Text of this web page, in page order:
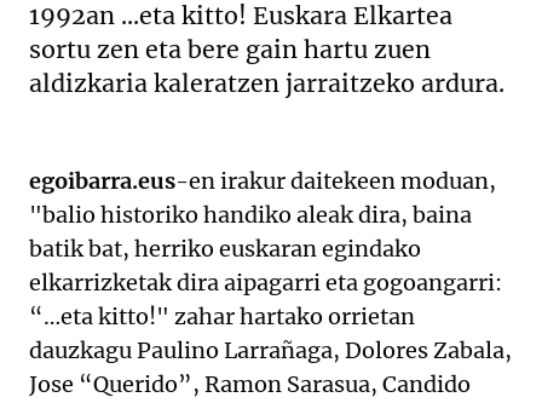
1992an ...eta kitto! Euskara Elkartea
sortu zen eta bere gain hartu zuen
aldizkaria kaleratzen jarraitzeko ardura.
egoibarra.eus-en irakur daitekeen moduan,
"balio historiko handiko aleak dira, baina
batik bat, herriko euskaran egindako
elkarrizketak dira aipagarri eta gogoangarri:
“…eta kitto!" zahar hartako orrietan
dauzkagu Paulino Larrañaga, Dolores Zabala,
Jose “Querido”, Ramon Sarasua, Candido